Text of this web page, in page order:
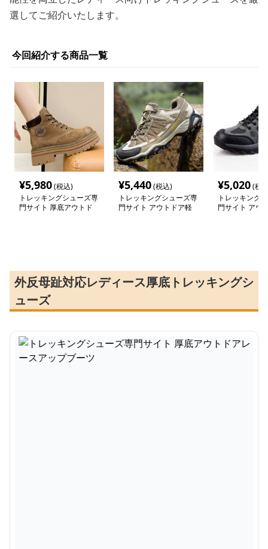
選してご紹介いたします。
今回紹介する商品一覧
¥5,980(税込)
トレッキングシューズ専
門サイト 厚底アウトド
¥5,440(税込)
トレッキングシューズ専
門サイト アウトドア軽
¥5,020(税
トレッキング
門サイト アウ
外反母趾対応レディース厚底トレッキングシ
ューズ